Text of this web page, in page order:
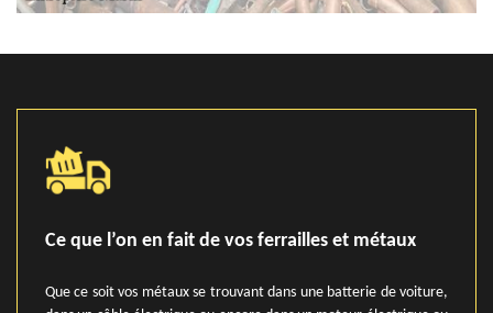
Ce que l’on en fait de vos ferrailles et métaux
Que ce soit vos métaux se trouvant dans une batterie de voiture,